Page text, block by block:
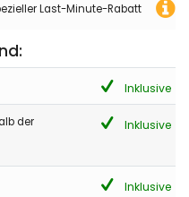
Last-Minute-Rabatt
Inklusive
der
Inklusive
Inklusive